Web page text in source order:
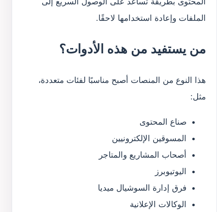
الملفات وإعادة استخدامها لاحقًا.
من يستفيد من هذه الأدوات؟
هذا النوع من المنصات أصبح مناسبًا لفئات متعددة،
مثل:
صناع المحتوى
المسوقين الإلكترونيين
أصحاب المشاريع والمتاجر
اليوتيوبرز
فرق إدارة السوشيال ميديا
الوكالات الإعلانية